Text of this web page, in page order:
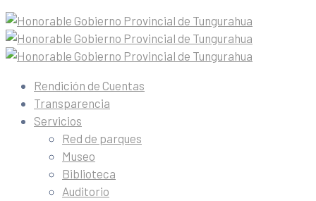
Rendición de Cuentas
Transparencia
Servicios
Red de parques
Museo
Biblioteca
Auditorio